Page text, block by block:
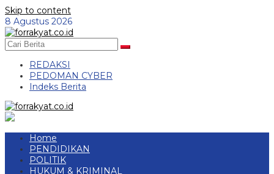
Skip to content
8 Agustus 2026
REDAKSI
PEDOMAN CYBER
Indeks Berita
Home
PENDIDIKAN
POLITIK
HUKUM & KRIMINAL